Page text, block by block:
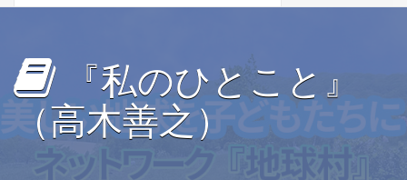
『私のひとこと』
（高木善之）